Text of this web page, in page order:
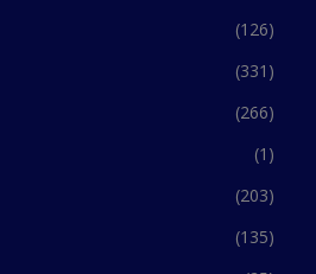
(126)
(331)
(266)
(1)
(203)
(135)